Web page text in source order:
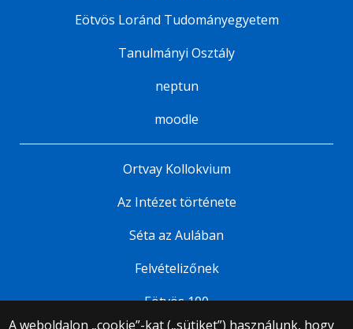
A weboldalon „cookie”-kat („sütiket”) használunk, hogy
Eötvös Loránd Tudományegyetem
Tanulmányi Osztály
neptun
moodle
Ortvay Kollokvium
Az Intézet története
Séta az Aulában
Felvételizőnek
Eötvös 100